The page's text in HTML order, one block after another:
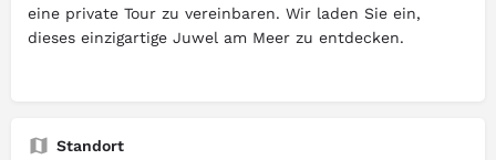
eine private Tour zu vereinbaren. Wir laden Sie ein,
dieses einzigartige Juwel am Meer zu entdecken.
Standort